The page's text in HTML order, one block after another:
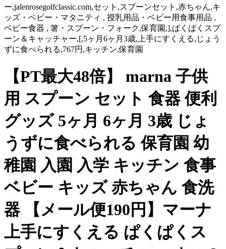
ー,jalenrosegolfclassic.com,セット,スプーンセット,赤ちゃん,キ
ッズ・ベビー・マタニティ , 授乳用品・ベビー用食事用品 ,
ベビー食器 , 箸・スプーン・フォーク,保育園,],ぱくぱくスプ
ーン＆キャッチャー,[,5ヶ月6ヶ月3歳,上手にすくえる,じょう
ずに食べられる,767円,キッチン,保育園
【PT最大48倍】 marna 子供
用 スプーン セット 食器 便利
グッズ 5ヶ月 6ヶ月 3歳 じょ
うずに食べられる 保育園 幼
稚園 入園 入学 キッチン 食事
ベビー キッズ 赤ちゃん 食洗
器 【メール便190円】マーナ
上手にすくえる ぱくぱくス